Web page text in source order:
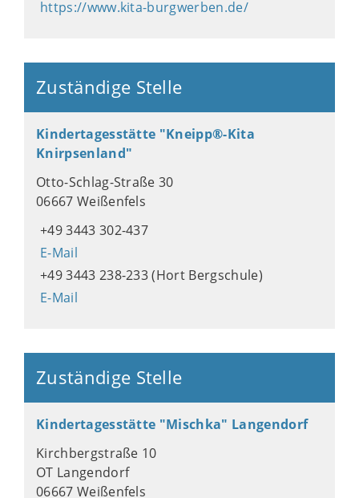
https://www.kita-burgwerben.de/
Zuständige Stelle
Kindertagesstätte "Kneipp®-Kita
Knirpsenland"
Otto-Schlag-Straße 30
06667 Weißenfels
+49 3443 302-437
E-Mail
+49 3443 238-233 (Hort Bergschule)
E-Mail
Zuständige Stelle
Kindertagesstätte "Mischka" Langendorf
Kirchbergstraße 10
OT Langendorf
06667 Weißenfels